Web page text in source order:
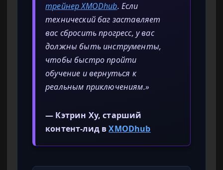
трейнер XMODhub. Если
технический баг заставляет
вас сбросить прогресс, у вас
должны быть инструменты,
чтобы быстро пройти
обучение и вернуться к
реальным приключениям.»
— Кэтрин Ху, старший
контент-лид вXMODhub